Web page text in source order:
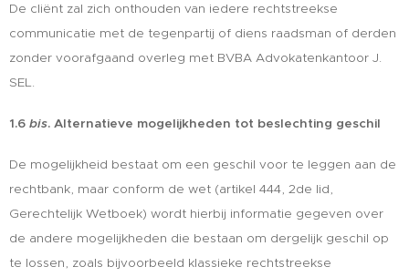
De cliënt zal zich onthouden van iedere rechtstreekse
communicatie met de tegenpartij of diens raadsman of derden
zonder voorafgaand overleg met BVBA Advokatenkantoor J.
SEL.
1.6 bis. Alternatieve mogelijkheden tot beslechting geschil
De mogelijkheid bestaat om een geschil voor te leggen aan de
rechtbank, maar conform de wet (artikel 444, 2de lid,
Gerechtelijk Wetboek) wordt hierbij informatie gegeven over
de andere mogelijkheden die bestaan om dergelijk geschil op
te lossen, zoals bijvoorbeeld klassieke rechtstreekse